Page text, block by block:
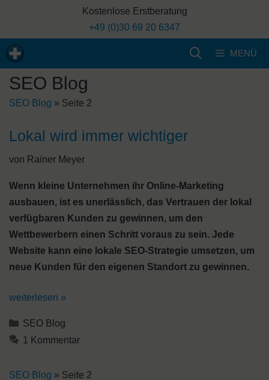
Kostenlose Erstberatung
+49 (0)30 69 20 6347
MENÜ
SEO Blog
SEO Blog » Seite 2
Lokal wird immer wichtiger
von Rainer Meyer
Wenn kleine Unternehmen ihr Online-Marketing
ausbauen, ist es unerlässlich, das Vertrauen der lokal
verfügbaren Kunden zu gewinnen, um den
Wettbewerbern einen Schritt voraus zu sein. Jede
Website kann eine lokale SEO-Strategie umsetzen, um
neue Kunden für den eigenen Standort zu gewinnen.
weiterlesen »
Kategorien
SEO Blog
1 Kommentar
SEO Blog » Seite 2